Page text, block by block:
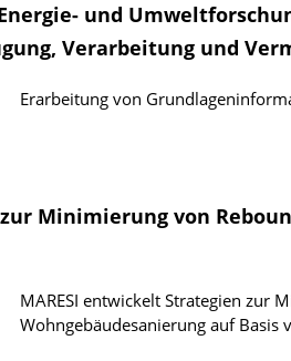
und
Verarbeitung und
Erarbeitung von
Minimierung von
MARESI entwickelt Strategien zur
Wohngebäudesanierung auf